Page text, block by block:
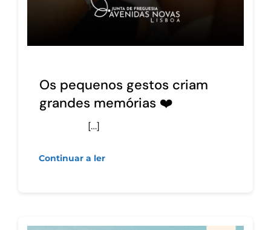
Os pequenos gestos criam
grandes memórias ❤️
[…]
Continuar a ler